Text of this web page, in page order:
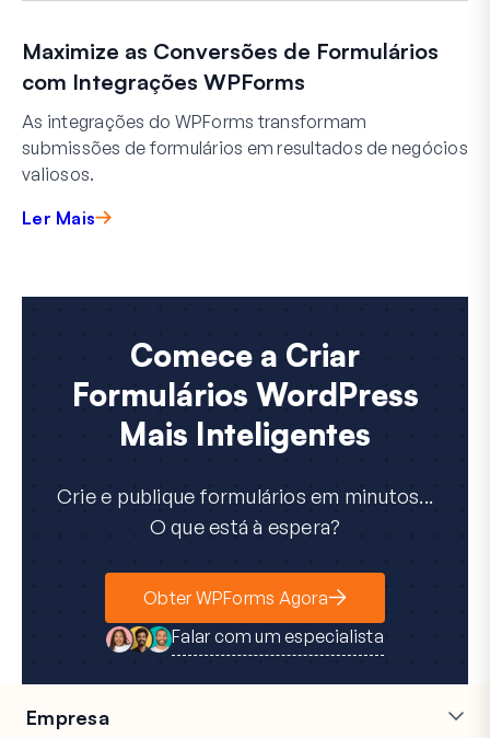
Maximize as Conversões de Formulários
com Integrações WPForms
As integrações do WPForms transformam
submissões de formulários em resultados de negócios
valiosos.
Ler Mais
Comece a Criar
Formulários WordPress
Mais Inteligentes
Crie e publique formulários em minutos...
O que está à espera?
Obter WPForms Agora
Falar com um especialista
Empresa